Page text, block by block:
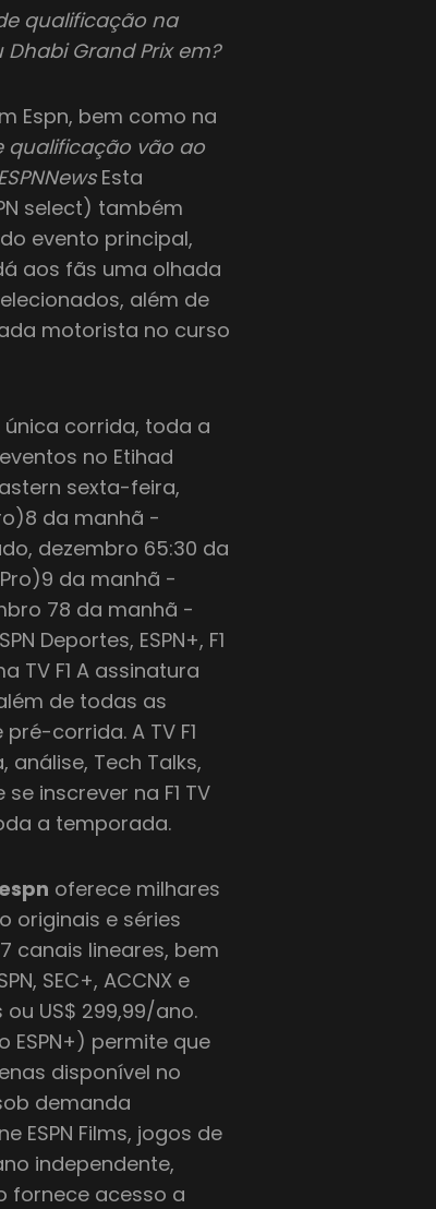
qualificação na
Grand Prix em?
Espn, bem como na
qualificação vão ao
Esta
select) também
evento principal,
aos fãs uma olhada
além de
motorista no curso
corrida, toda a
no Etihad
sexta-feira,
da manhã -
dezembro 65:30 da
Pro)9 da manhã -
78 da manhã -
Deportes, ESPN+, F1
TV F1 A assinatura
de todas as
corrida. A TV F1
Tech Talks,
inscrever na F1 TV
a temporada.
espn oferece milhares
originais e séries
canais lineares, bem
SEC+, ACCNX e
US$ 299,99/ano.
ESPN+) permite que
disponível no
demanda
ESPN Films, jogos de
independente,
fornece acesso a